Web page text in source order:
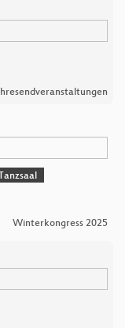
Tanzsaal
Winterkongress 2025